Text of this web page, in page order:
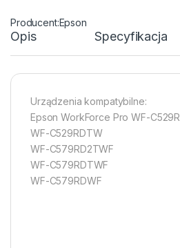
Epson
Opis Specyfikacja
Urządzenia kompatybilne:
Epson WorkForce Pro WF-C529R
WF-C529RDTW
WF-C579RD2TWF
WF-C579RDTWF
WF-C579RDWF